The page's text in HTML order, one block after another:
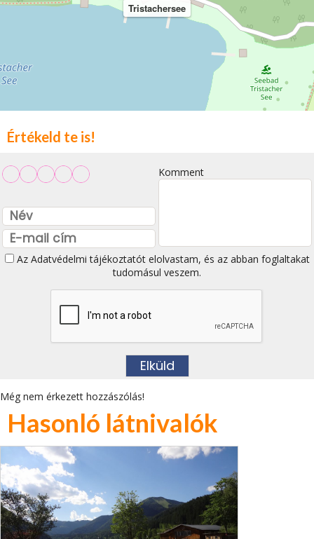
Tristachersee
Értékeld te is!
Komment
Az Adatvédelmi tájékoztatótelolvastam, és az abban foglaltakat
tudomásul veszem.
Még nem érkezett hozzászólás!
Hasonló látnivalók